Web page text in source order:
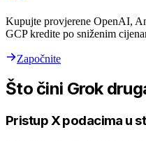
Kupujte provjerene OpenAI,
GCP kredite po sniženim
Započnite
Što čini Grok
Pristup X podacima u